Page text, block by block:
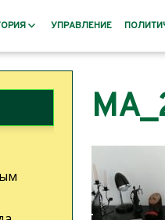
Римской империи
После падения Рима – раннее
культура
Классическое Средневековье,
УПРАВЛЕНИЕ